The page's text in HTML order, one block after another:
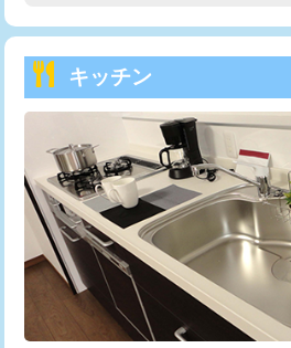
持込商品取付（普通便座⇔温水洗浄便
給水管工事※（ホール加工)
給水管工事※（バンド止め)
給水管工事※（支持金具設置)
給水管工事※（保温材使用（バンド止
め込み）)
給水管工事※（土の掘削・埋め戻し作
トーラー機使用/3mまで
追加トーラー機使用/3m超え
カメラ調査
桝清掃
止水・漏水調査・防水処理・清掃・修
理・調整・分解・加工など（軽作業）
止水・漏水調査・防水処理・清掃・修
キッチン